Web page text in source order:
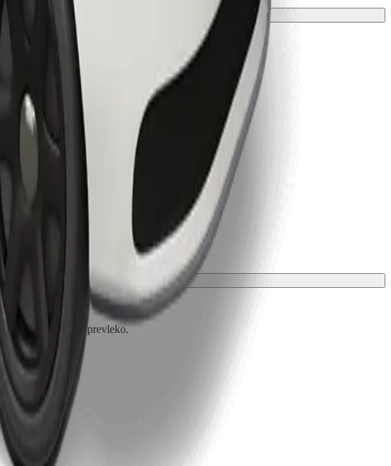
s odejo ali prevleko.